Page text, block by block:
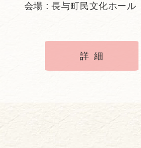
会場 : 長与町民文化ホール
詳細